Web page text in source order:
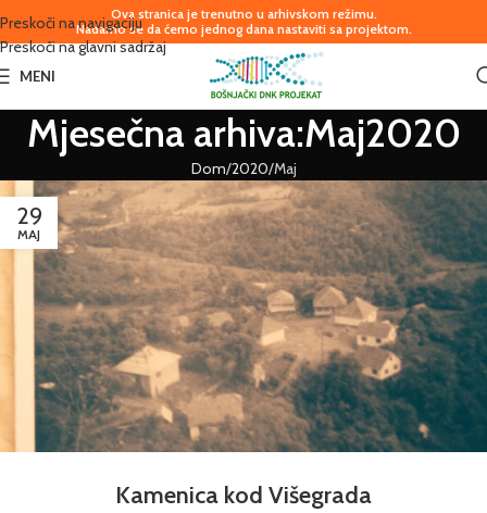
Preskoči na navigaciju
Preskoči na glavni sadržaj
Ova stranica je trenutno u arhivskom režimu.
Nadamo se da ćemo jednog dana nastaviti sa projektom.
MENI
Mjesečna arhiva:Maj2020
Dom 2020 Maj
29
MAJ
Kamenica kod Višegrada